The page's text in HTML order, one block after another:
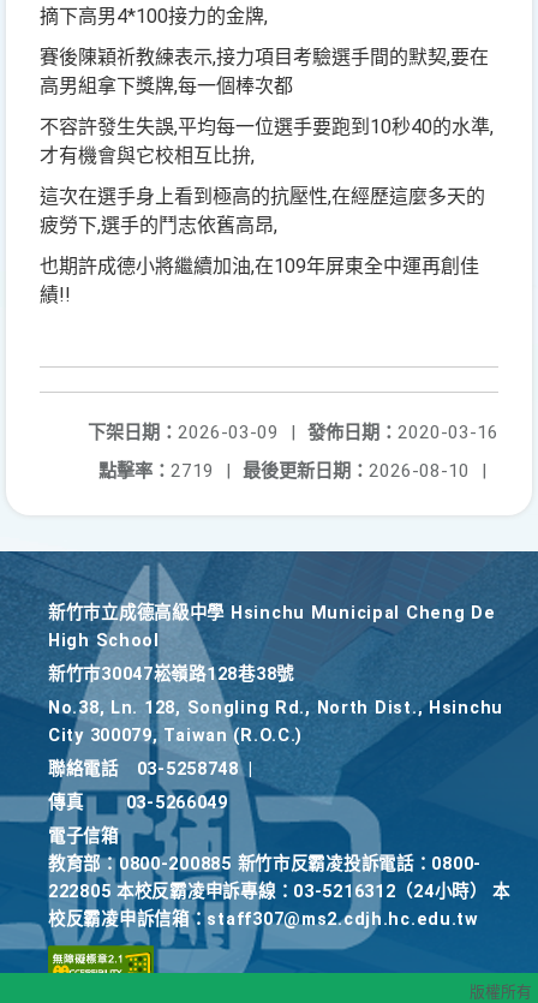
摘下高男4*100接力的金牌,
賽後陳穎祈教練表示,接力項目考驗選手間的默契,要在
高男組拿下獎牌,每一個棒次都
不容許發生失誤,平均每一位選手要跑到10秒40的水準,
才有機會與它校相互比拚,
這次在選手身上看到極高的抗壓性,在經歷這麼多天的
疲勞下,選手的鬥志依舊高昂,
也期許成德小將繼續加油,在109年屏東全中運再創佳
績!!
發佈日期： 2020-03-16
下架日期： 2026-03-09
|
最後更新日期： 2026-08-10 |
點擊率： 2719 |
新竹巿立成德高級中學 Hsinchu Municipal Cheng De
High School
新竹巿30047崧嶺路128巷38號
No.38, Ln. 128, Songling Rd., North Dist., Hsinchu
City 300079, Taiwan (R.O.C.)
聯絡電話
03-5258748
傳真
03-5266049
電子信箱
教育部：0800-200885 新竹市反霸凌投訴電話：0800-
222805 本校反霸凌申訴專線：03-5216312（24小時） 本
校反霸凌申訴信箱：staff307@ms2.cdjh.hc.edu.tw
版權所有